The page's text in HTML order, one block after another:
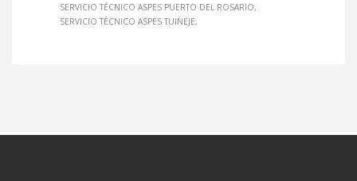
SERVICIO TÉCNICO ASPES PUERTO DEL ROSARIO
SERVICIO TÉCNICO ASPES TUINEJE